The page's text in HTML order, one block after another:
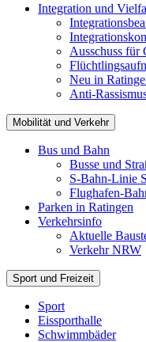
Integration und
Ausschuss für
Neu in
Anti-
Mobilität und Verkehr
Bus und Bahn
Busse und
S-Bahn-Linie
Flughafen-
Parken in Ratingen
Verkehrsinfo
Aktuelle
Verkehr NRW
Sport und Freizeit
Sport
Eissporthalle
Schwimmbäder